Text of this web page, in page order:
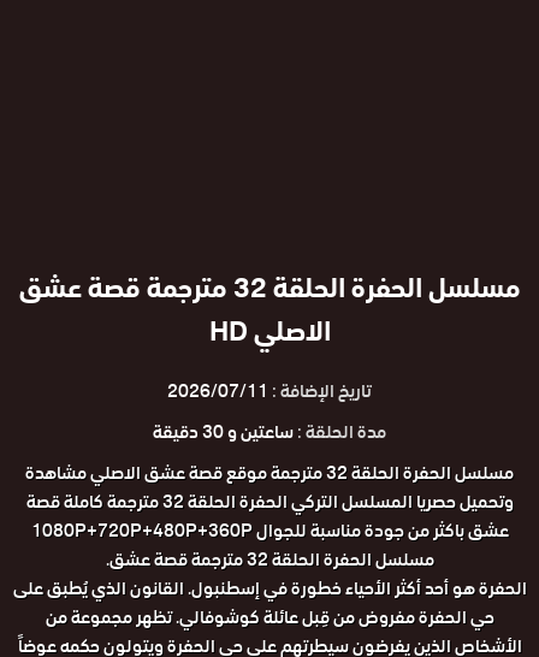
مسلسل الحفرة الحلقة 32 مترجمة قصة عشق
الاصلي HD
تاريخ الإضافة : 2026/07/11
مدة الحلقة :ساعتين و 30 دقيقة
مسلسل الحفرة الحلقة 32 مترجمة موقع قصة عشق الاصلي مشاهدة
وتحميل حصريا المسلسل التركي الحفرة الحلقة 32 مترجمة كاملة قصة
عشق باكثر من جودة مناسبة للجوال 1080P+720P+480P+360P
مسلسل الحفرة الحلقة 32 مترجمة قصة عشق.
الحفرة هو أحد أكثر الأحياء خطورة في إسطنبول. القانون الذي يُطبق على
حي الحفرة مفروض من قِبل عائلة كوشوفالي. تظهر مجموعة من
الأشخاص الذين يفرضون سيطرتهم على حي الحفرة ويتولون حكمه عوضاً